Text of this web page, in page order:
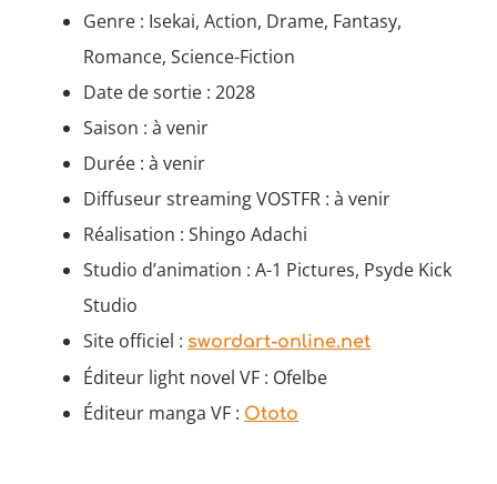
Genre : Isekai, Action, Drame, Fantasy,
Romance, Science-Fiction
Date de sortie : 2028
Saison : à venir
Durée : à venir
Diffuseur streaming VOSTFR : à venir
Réalisation : Shingo Adachi
Studio d’animation : A-1 Pictures, Psyde Kick
Studio
Site officiel : swordart-online.net
Éditeur light novel VF : Ofelbe
Éditeur manga VF : Ototo